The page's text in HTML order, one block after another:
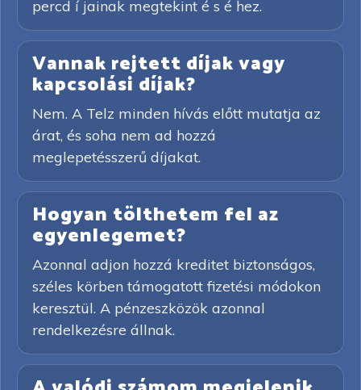
percd í jainak megtekint é s é hez.
Vannak rejtett díjak vagy
kapcsolási díjak?
Nem. A Telz minden hívás előtt mutatja az
árat, és soha nem ad hozzá
meglepetésszerű díjakat.
Hogyan tölthetem fel az
egyenlegemet?
Azonnal adjon hozzá kreditet biztonságos,
széles körben támogatott fizetési módokon
keresztül. A pénzeszközök azonnal
rendelkezésre állnak.